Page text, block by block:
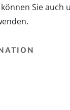
Sie auch